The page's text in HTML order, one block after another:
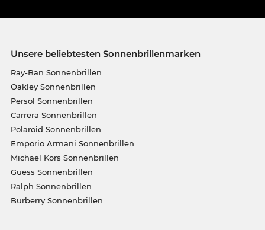
Unsere beliebtesten Sonnenbrillenmarken
Ray-Ban Sonnenbrillen
Oakley Sonnenbrillen
Persol Sonnenbrillen
Carrera Sonnenbrillen
Polaroid Sonnenbrillen
Emporio Armani Sonnenbrillen
Michael Kors Sonnenbrillen
Guess Sonnenbrillen
Ralph Sonnenbrillen
Burberry Sonnenbrillen